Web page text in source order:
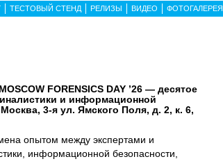
ТЕСТОВЫЙ СТЕНД РЕЛИЗЫ ВИДЕО ФОТОГАЛЕРЕЯ
FORENSICS DAY ’26 — десятое
и информационной
3-я ул. Ямского Поля, д. 2, к. 6,
опытом между экспертами и
информационной безопасности,